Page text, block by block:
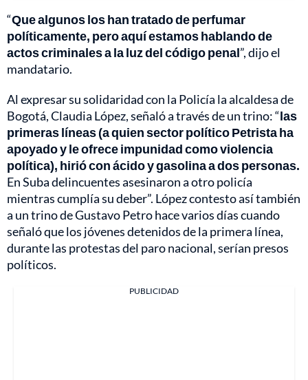
“Que algunos los han tratado de perfumar
políticamente, pero aquí estamos hablando de
actos criminales a la luz del código penal”, dijo el
mandatario.
Al expresar su solidaridad con la Policía la alcaldesa de
Bogotá, Claudia López, señaló a través de un trino: “las
primeras líneas (a quien sector político Petrista ha
apoyado y le ofrece impunidad como violencia
política), hirió con ácido y gasolina a dos personas.
En Suba delincuentes asesinaron a otro policía
mientras cumplía su deber”. López contesto así también
a un trino de Gustavo Petro hace varios días cuando
señaló que los jóvenes detenidos de la primera línea,
durante las protestas del paro nacional, serían presos
políticos.
PUBLICIDAD